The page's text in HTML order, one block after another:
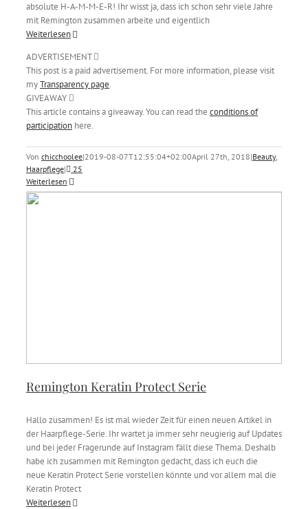
absolute H-A-M-M-E-R! Ihr wisst ja, dass ich schon sehr viele Jahre
mit Remington zusammen arbeite und eigentlich
Weiterlesen
ADVERTISEMENT
This post is a paid advertisement. For more information, please visit
myTransparency page.
GIVEAWAY
This article contains a giveaway. You can read the conditions of
participation here.
Von chicchoolee|2019-08-07T12:55:04+02:00April 27th, 2018|Beauty,
Haarpflege|
25
Weiterlesen
Remington Keratin Protect Serie
Hallo zusammen! Es ist mal wieder Zeit für einen neuen Artikel in
der Haarpflege-Serie. Ihr wartet ja immer sehr neugierig auf Updates
und bei jeder Fragerunde auf Instagram fällt diese Thema. Deshalb
habe ich zusammen mit Remington gedacht, dass ich euch die
neue Keratin Protect Serie vorstellen könnte und vor allem mal die
Keratin Protect
Weiterlesen